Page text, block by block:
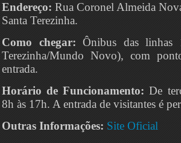
Endereço: Rua Coronel Almeida
Santa Terezinha.
Como chegar: Ônibus das linhas
Terezinha/Mundo Novo), com
entrada.
Horário de Funcionamento: De
8h às 17h. A entrada de visitantes é
Outras Informações: Site Oficial